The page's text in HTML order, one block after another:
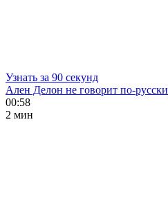
Узнать за 90 секунд
Ален Делон не говорит по-русски
00:58
2 мин